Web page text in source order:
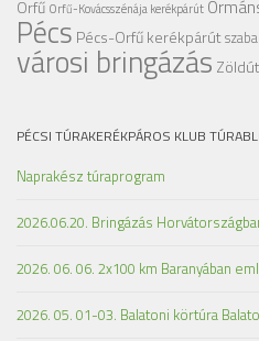
Orfű Orfű-Kovácsszénája kerékpárút
Pécs Pécs-Orfű kerékpárút
városi bringázás Zöldút
PÉCSI TÚRAKERÉKPÁROS KLUB
Naprakész túraprogram
2026.06.20. Bringázás
2026. 06. 06. 2x100 km Baranyában
2026. 05. 01-03. Balatoni körtúra